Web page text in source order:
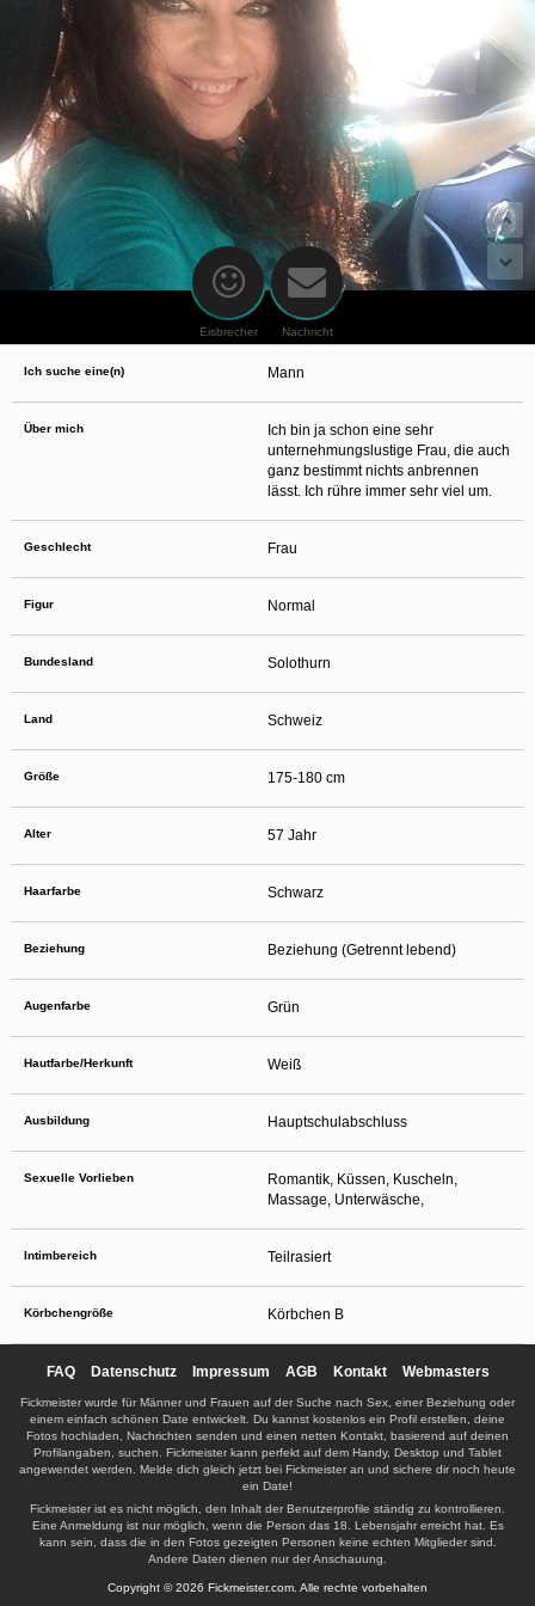
oder finanzielle Angaben zu machen? Beenden Sie dann unverzüglich
die Kommunikation mit dieser Person. Bedenken Sie, dass Menschen in
der Lage sind, sich solche Angaben auf listige Weise von Ihnen zu
erschleichen. Kommunizieren Sie daher über diese Website immer
aufmerksam und vorsichtig.
behält sich das Recht vor, selbst Profile auf dieser Website zu
erstellen und darüber Nachrichten an Sie als Nutzer zu senden. Mit Ihrer Nutzung
dieser Website verstehen und akzeptieren Sie, dass einige der Profile auf dieser
Website fingiert sind. Diese fingierten Profile dienen lediglich dem Austausch von
Nachrichten; physische Vereinbarungen mit Personen hinter fingierten Profilen sind
folglich nicht möglich.
Verhindern Sie, dass Ihre minderjährigen Kinder mit erotischen oder für Minderjährige
anderweitig ungeeigneten Netzinhalten in Berührung kommen. Dafür einige Tips:
Installieren Sie ein Jugendschutzprogramm auf Ihrem Gerät. Beispielsweise
CyberPatrol
Safety Surf
. Diese Programme blockieren den Zugang zu
bestimmten Websites und Netzinhalten. Oft blockieren diese Programme
standardmäßig eine große Anzahl von Websites, von denen angenommen wird,
dass sie sich für Minderjährige nicht eignen. Über Updates können neue Websites
Wenden Sie sich an Ihren Internetprovider. Es gibt Internetprovider, die einen Filter
danach.
Internetbrowsers vertraut, so dass Sie nachsehen können, welche Websites von
Ihren minderjährigen Kindern besucht wurden. Sprechen Sie Ihre minderjährigen
Kinder auf den Besuch unerwünschter Websites an und vermitteln Sie ihnen, dass
bestimmte Websites nicht für sie geeignet sind. Außerdem können Sie anhand des
Verlaufs das Interesse Ihres Kindes beurteilen und sich obiger Tips bedienen.
Sprechen Sie mit Ihren Kindern. Vermitteln Sie Ihren minderjährigen Kindern, dass
Bringen Sie ihnen auch bei, dass viele Menschen im Internet ihre wahre Identität
einhergehen können. Sagen Sie Ihren Kindern auch, dass sie sich nicht mit
Kind wissen zu lassen, dass es Sie unverzüglich informieren soll, wenn eine Person
Inhalte oder solche, die ihm Unbehagen verursachen, stößt.
Diese Website wird durch reCAPTCHA geschützt und es gelten die
Auf die Nutzung dieser Website finden dieAllgemeinen Geschäftsbedingungenund
„Einverstanden und weiter“ willigen Sie in dieDatenschutzerklärung
Eisbrecher Nachricht
Ich suche eine(n) Mann
Über mich
Ich bin ja schon eine sehr
unternehmungslustige Frau, die auch
ganz bestimmt nichts anbrennen
lässt. Ich rühre immer sehr viel um.
Geschlecht Frau
Figur Normal
Bundesland Solothurn
Land Schweiz
Größe 175-180 cm
Alter 57 Jahr
Haarfarbe Schwarz
Beziehung Beziehung (Getrennt lebend)
Augenfarbe Grün
Hautfarbe/Herkunft Weiß
Ausbildung Hauptschulabschluss
Sexuelle Vorlieben
Romantik, Küssen, Kuscheln,
Massage, Unterwäsche,
Intimbereich Teilrasiert
Körbchengröße Körbchen B
FAQ Datenschutz Impressum AGB Kontakt Webmasters
Fickmeister wurde für Männer und Frauen auf der Suche nach Sex, einer Beziehung oder
einem einfach schönen Date entwickelt. Du kannst kostenlos ein Profil erstellen, deine
Fotos hochladen, Nachrichten senden und einen netten Kontakt, basierend auf deinen
Profilangaben, suchen. Fickmeister kann perfekt auf dem Handy, Desktop und Tablet
angewendet werden. Melde dich gleich jetzt bei Fickmeister an und sichere dir noch heute
ein Date!
Fickmeister ist es nicht möglich, den Inhalt der Benutzerprofile ständig zu kontrollieren.
Eine Anmeldung ist nur möglich, wenn die Person das 18. Lebensjahr erreicht hat. Es
kann sein, dass die in den Fotos gezeigten Personen keine echten Mitglieder sind.
Andere Daten dienen nur der Anschauung.
Copyright © 2026 Fickmeister.com. Alle rechte vorbehalten